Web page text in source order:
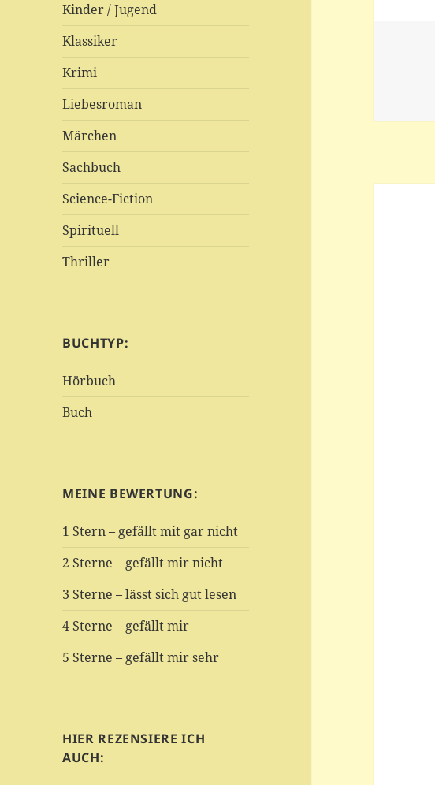
Kinder / Jugend
Klassiker
Krimi
Liebesroman
Märchen
Sachbuch
Science-Fiction
Spirituell
Thriller
BUCHTYP:
Hörbuch
Buch
MEINE BEWERTUNG:
1 Stern – gefällt mit gar nicht
2 Sterne – gefällt mir nicht
3 Sterne – lässt sich gut lesen
4 Sterne – gefällt mir
5 Sterne – gefällt mir sehr
HIER REZENSIERE ICH
AUCH: